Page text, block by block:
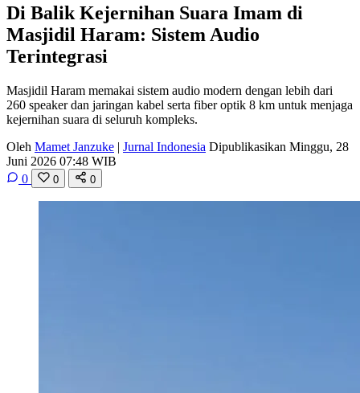
Di Balik Kejernihan Suara Imam di
Masjidil Haram: Sistem Audio
Terintegrasi
Masjidil Haram memakai sistem audio modern dengan lebih dari
260 speaker dan jaringan kabel serta fiber optik 8 km untuk menjaga
kejernihan suara di seluruh kompleks.
Oleh Mamet Janzuke | Jurnal Indonesia Dipublikasikan Minggu, 28
Juni 2026 07:48 WIB
0
0 0